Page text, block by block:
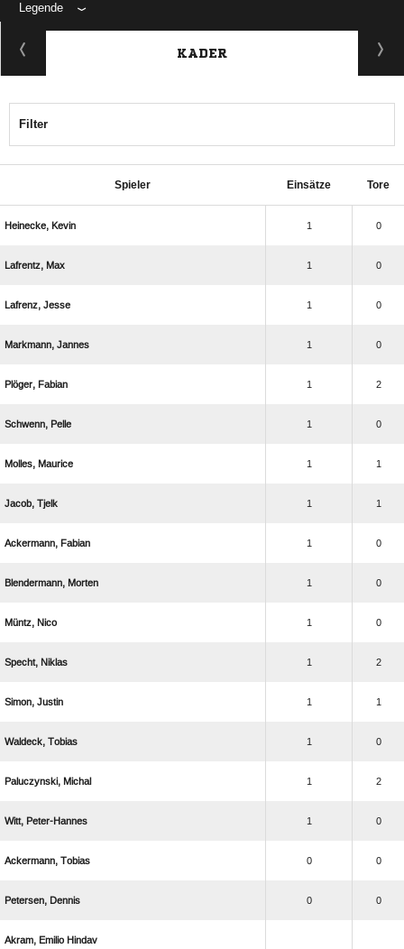
Legende
KADER
Filter
Spieler Einsätze Tore
  1 0
  1 0
  1 0
  1 0
  1 2
  1 0
  1 1
  1 1
  1 0
  1 0
  1 0
  1 2
  1 1
  1 0
  1 2
  1 0
  0 0
  0 0
  